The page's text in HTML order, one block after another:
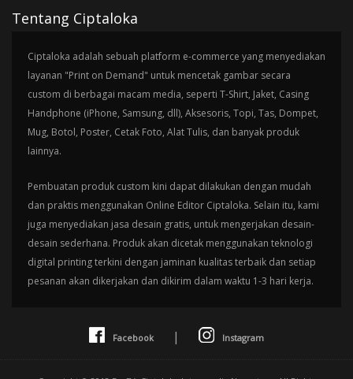
Tentang Ciptaloka
Ciptaloka adalah sebuah platform e-commerce yang menyediakan
layanan "Print on Demand" untuk mencetak gambar secara
custom di berbagai macam media, seperti T-Shirt, Jaket, Casing
Handphone (iPhone, Samsung, dll), Aksesoris, Topi, Tas, Dompet,
Mug, Botol, Poster, Cetak Foto, Alat Tulis, dan banyak produk
lainnya.
Pembuatan produk custom kini dapat dilakukan dengan mudah
dan praktis menggunakan Online Editor Ciptaloka. Selain itu, kami
juga menyediakan jasa desain gratis, untuk mengerjakan desain-
desain sederhana. Produk akan dicetak menggunakan teknologi
digital printing terkini dengan jaminan kualitas terbaik dan setiap
pesanan akan dikerjakan dan dikirim dalam waktu 1-3 hari kerja.
Facebook | Instagram